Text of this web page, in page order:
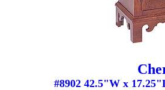
#8902 42.5"W x